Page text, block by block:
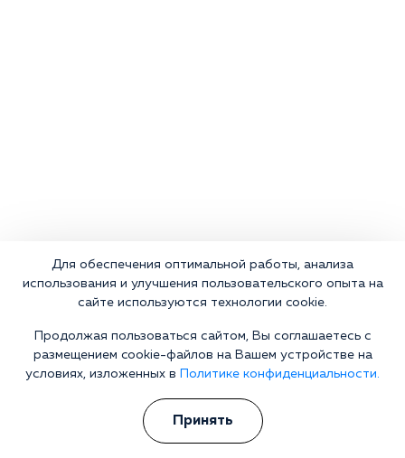
Что делать сейчас?
Мы знаем всю глубину проблемы и знаем, как Вам помочь.
Консультанты программы сами в прошлом преодолели
Для обеспечения оптимальной работы, анализа
использования и улучшения пользовательского опыта на
сайте используются технологии cookie.
Продолжая пользоваться сайтом, Вы соглашаетесь с
размещением cookie-файлов на Вашем устройстве на
условиях, изложенных в
Политике конфиденциальности.
Принять